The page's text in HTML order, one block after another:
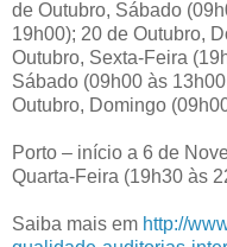
de Outubro, Sábado
19h00); 20 de Outubro,
Outubro, Sexta-Feira
Sábado (09h00 às
Outubro, Domingo
Porto – início a 6 de
Quarta-Feira (19h30 às
Saiba mais em http://